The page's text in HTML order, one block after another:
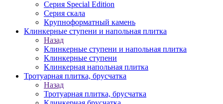
Серия Special Edition
Серия скала
Крупноформатный камень
Клинкерные ступени и напольная плитка
Назад
Клинкерные ступени и напольная плитка
Клинкерные ступени
Клинкерная напольная плитка
Тротуарная плитка, брусчатка
Назад
Тротуарная плитка, брусчатка